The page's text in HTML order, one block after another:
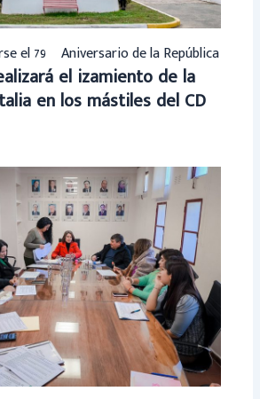
el 79º Aniversario de la República
el izamiento de la
en los mástiles del CD